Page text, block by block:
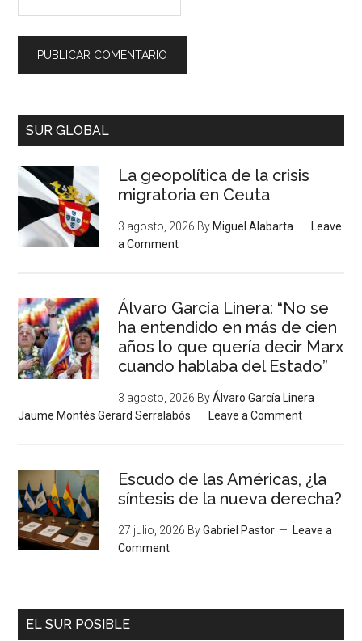
SUR GLOBAL
La geopolítica de la crisis
migratoria en Ceuta
3 agosto, 2026 By Miguel Alabarta
Leave
a Comment
Álvaro García Linera: “No se
ha entendido en más de cien
años lo que quería decir Marx
cuando hablaba del Estado”
3 agosto, 2026 ByÁlvaro García Linera
Jaume Montés Gerard Serralabós
Leave a Comment
Escudo de las Américas, ¿la
síntesis de la nueva derecha?
27 julio, 2026 ByGabriel Pastor
Leave a
Comment
EL SUR POSIBLE